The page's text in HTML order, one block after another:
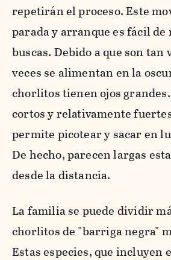
repetirán el proceso. Este
parada y arranque es fácil
buscas. Debido a que son tan
veces se alimentan en la
chorlitos tienen ojos grandes.
cortos y relativamente
permite picotear y sacar en
De hecho, parecen largas
desde la distancia.
La familia se puede dividir
chorlitos de "barriga negra"
Estas especies, que incluyen